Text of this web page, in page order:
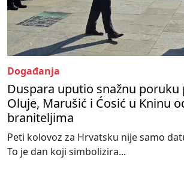
Događanja
Duspara uputio snažnu poruku
Oluje, Marušić i Ćosić u Kninu
braniteljima
Peti kolovoz za Hrvatsku nije samo
To je dan koji simbolizira...